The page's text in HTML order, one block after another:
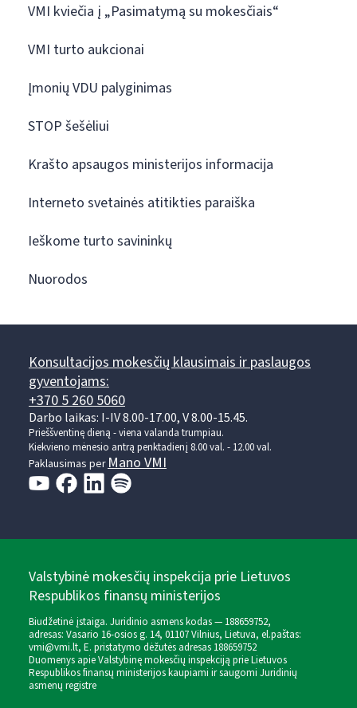
VMI kviečia į „Pasimatymą su mokesčiais“
VMI turto aukcionai
Įmonių VDU palyginimas
STOP šešėliui
Krašto apsaugos ministerijos informacija
Interneto svetainės atitikties paraiška
Ieškome turto savininkų
Nuorodos
Konsultacijos mokesčių klausimais ir paslaugos
gyventojams:
+370 5 260 5060
Darbo laikas: I-IV 8.00-17.00, V 8.00-15.45.
Prieššventinę dieną - viena valanda trumpiau.
Kiekvieno mėnesio antrą penktadienį 8.00 val. - 12.00 val.
Paklausimas per Mano VMI
Valstybinė mokesčių inspekcija prie Lietuvos
Respublikos finansų ministerijos
Biudžetinė įstaiga. Juridinio asmens kodas — 188659752,
adresas: Vasario 16-osios g. 14, 01107 Vilnius, Lietuva, el.paštas:
vmi@vmi.lt, E. pristatymo dėžutės adresas 188659752
Duomenys apie Valstybinę mokesčių inspekciją prie Lietuvos
Respublikos finansų ministerijos kaupiami ir saugomi Juridinių
asmenų registre